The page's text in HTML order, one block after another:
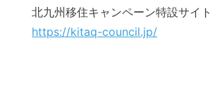
北九州移住キャンペーン特設サイト
https://kitaq-council.jp/